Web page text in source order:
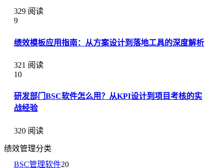
329 阅读
9
绩效模板应用指南：从方案设计到落地工具的深度解析
321 阅读
10
研发部门BSC软件怎么用？从KPI设计到项目考核的实
战经验
320 阅读
绩效管理分类
BSC管理软件20